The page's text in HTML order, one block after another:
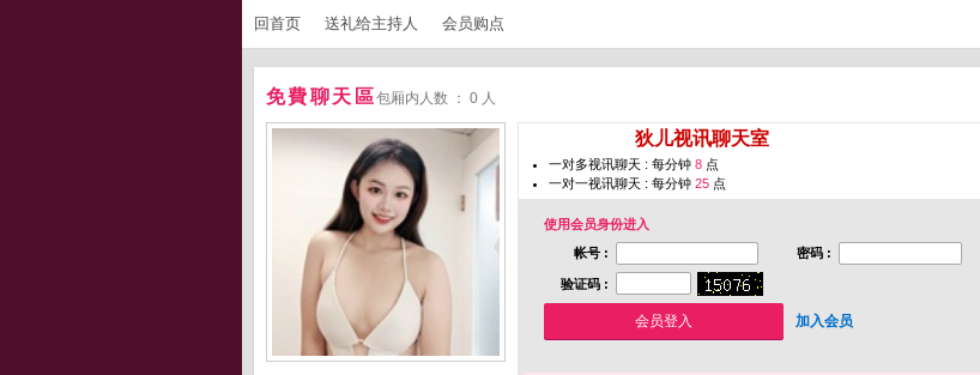
回首页 送礼给主持人 会员购点
免費聊天區包厢内人数 ： 0 人
狄儿视讯聊天室
一对多视讯聊天 : 每分钟 8 点
一对一视讯聊天 : 每分钟 25 点
使用会员身份进入
帐号 :
密码 :
验证码 :
加入会员